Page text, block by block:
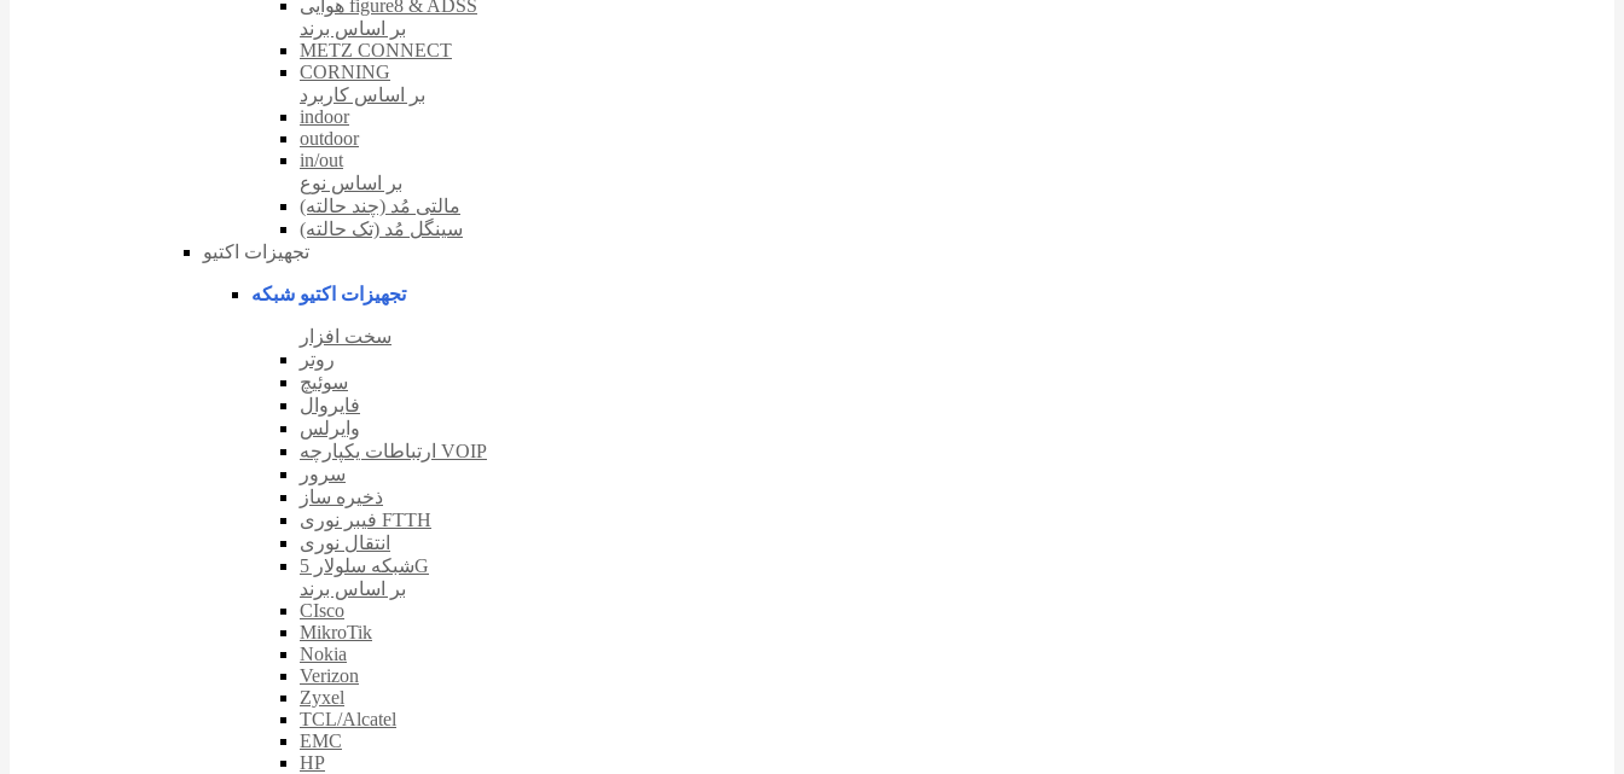
هوایی figure8 & ADSS
بر اساس برند
METZ CONNECT
CORNING
بر اساس کاربرد
indoor
outdoor
in/out
بر اساس نوع
مالتی مُد (چند حالته)
سینگل مُد (تک حالته)
تجهیزات اکتیو
تجهیزات اکتیو شبکه
سخت افزار
روتر
سوئیچ
فایروال
وایرلس
ارتباطات یکپارچه VOIP
سرور
ذخیره ساز
فیبر نوری FTTH
انتقال نوری
شبکه سلولار 5G
بر اساس برند
CIsco
MikroTik
Nokia
Verizon
Zyxel
TCL/Alcatel
EMC
HP